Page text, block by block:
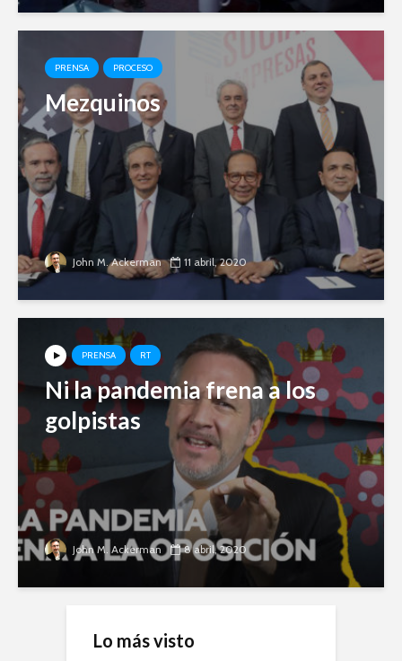
PRENSA PROCESO
Mezquinos
John M. Ackerman 11 abril, 2020
PRENSA RT
Ni la pandemia frena a los
golpistas
John M. Ackerman 8 abril, 2020
Lo más visto